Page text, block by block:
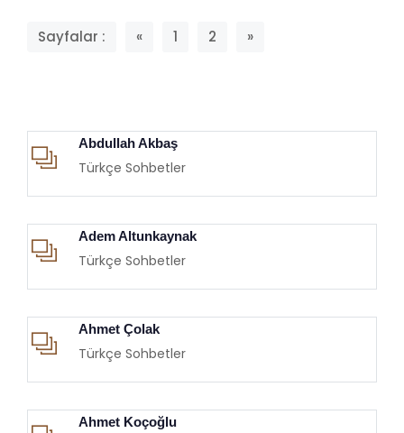
Sayfalar : « 1 2 »
Abdullah Akbaş
Türkçe Sohbetler
Adem Altunkaynak
Türkçe Sohbetler
Ahmet Çolak
Türkçe Sohbetler
Ahmet Koçoğlu